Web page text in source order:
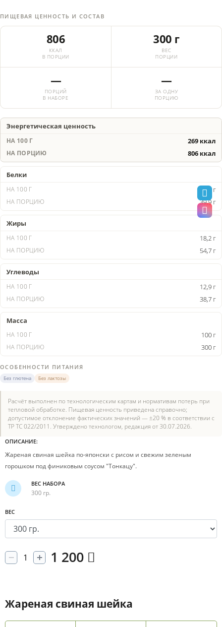
ПИЩЕВАЯ ЦЕННОСТЬ И СОСТАВ
806
ККАЛ
В ПОРЦИИ
300 г
ВЕС
ПОРЦИИ
—
ПОРЦИЙ
В НАБОРЕ
—
ЗА ОДНУ
ПОРЦИЮ
Энергетическая ценность
269 ккал
806 ккал
Белки
13,3 г
39,9 г
Жиры
18,2 г
54,7 г
Углеводы
12,9 г
38,7 г
Масса
100 г
300 г
ОСОБЕННОСТИ ПИТАНИЯ
Без глютена Без лактозы
Расчёт выполнен по технологическим картам и нормативам потерь при
тепловой обработке. Пищевая ценность приведена справочно;
допустимое отклонение фактических значений — ±20 % в соответствии с
ТР ТС 022/2011. Утверждено технологом, редакция от 30.07.2026.
Жареная свиная шейка
ОПИСАНИЕ:
Жареная свиная шейка по-японски с рисом и свежим зеленым
горошком под финиковым соусом "Тонкацу".
ВЕС НАБОРА
300 гр.
ВЕС
1 200